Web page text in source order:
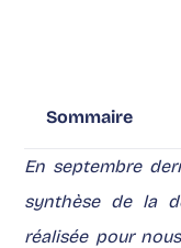
Sommaire
En septembre
synthèse de la
réalisée pour nous